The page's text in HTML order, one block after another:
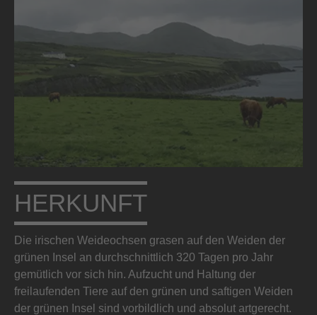
HERKUNFT
Die irischen Weideochsen grasen auf den Weiden der
grünen Insel an durchschnittlich 320 Tagen pro Jahr
gemütlich vor sich hin. Aufzucht und Haltung der
freilaufenden Tiere auf den grünen und saftigen Weiden
der grünen Insel sind vorbildlich und absolut artgerecht.